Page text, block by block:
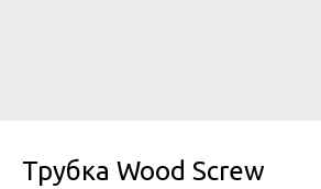
Трубка Wood Screw